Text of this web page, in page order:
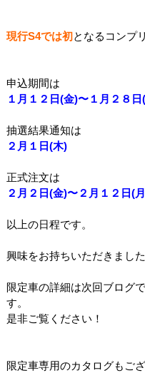
現行S4では初となるコンプ
申込期間は
１月１２日(金)〜１月２８日
抽選結果通知は
２月１日(木)
正式注文は
２月２日(金)〜２月１２日(
以上の日程です。
興味をお持ちいただきまし
限定車の詳細は次回ブログ
す。
是非ご覧ください！
限定車専用のカタログもござ